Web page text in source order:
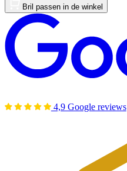
Bril passen in de winkel
4,9 Google reviews